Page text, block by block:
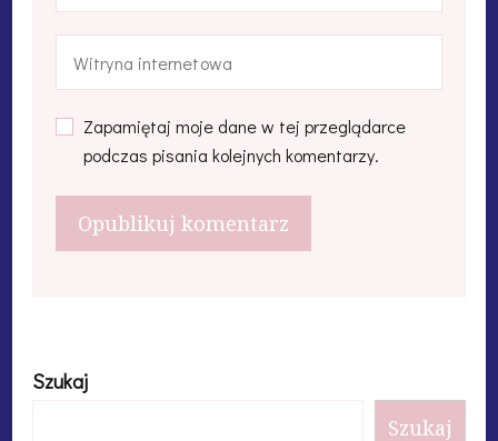
Zapamiętaj moje dane w tej przeglądarce
podczas pisania kolejnych komentarzy.
Szukaj
Szukaj